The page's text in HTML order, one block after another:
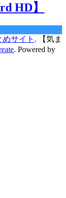
HD】
めサイト .
【気ま
. Powered by